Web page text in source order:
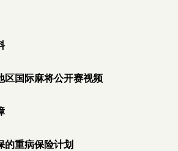
区国际麻将公开赛视频
的重病保险计划